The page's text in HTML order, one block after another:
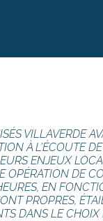
VILLAVERDE
À L’ÉCOUTE
ENJEUX
OPÉRATION DE
EN
PROPRES,
DANS LE CHOIX